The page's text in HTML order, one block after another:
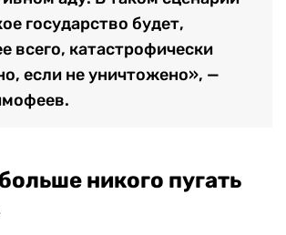
государство будет,
всего, катастрофически
если не уничтожено», —
никого пугать